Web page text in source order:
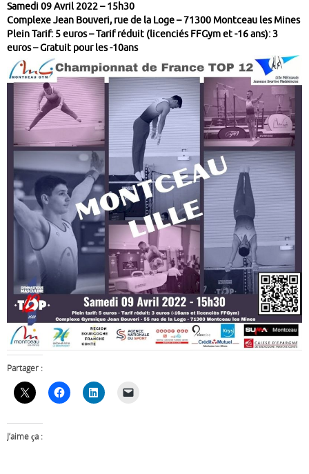
Samedi 09 Avril 2022 – 15h30
Complexe Jean Bouveri, rue de la Loge – 71300 Montceau les Mines
Plein Tarif: 5 euros – Tarif réduit (licenciés FFGym et -16 ans): 3
euros – Gratuit pour les -10ans
Partager :
J’aime ça :